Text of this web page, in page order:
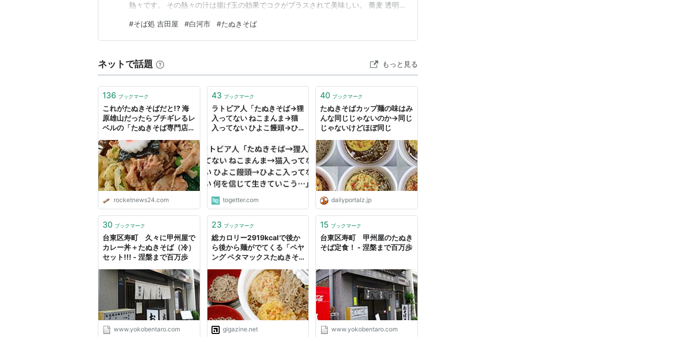
熱々です。 その熱々の汁は揚げ玉の効果でコクがプラスされて美味しい。 蕎麦 透明感
す。 ミニサイズだが蕎麦の量は多めだと思う。 蕎麦を全て食べ終えてからミニ海鮮丼
をいただく。 この日は「かつおまぜ丼」です。 …
#そば処 吉田屋 #白河市 #たぬきそば
ネットで話題 もっと見る
136 ブックマーク
これがたぬきそばだと!? 海
原雄山だったらブチギレるレ
ベルの「たぬきそば専門店」
飲み物。
rocketnews24.com
43 ブックマーク
ラトビア人「たぬきそば→狸
入ってない ねこまんま→猫
入ってない ひよこ饅頭→ひ
生きていこう…」
togetter.com
40 ブックマーク
たぬきそばカップ麺の味はみ
んな同じじゃないのか→同じ
じゃないけどほぼ同じ
dailyportalz.jp
30 ブックマーク
台東区寿町 久々に甲州屋で
カレー丼＋たぬきそば（冷）
セット!!! - 涅槃まで百万歩
www.yokobentaro.com
23 ブックマーク
総カロリー2919kcalで後か
ら後から麺がでてくる「ペヤ
ング ペタマックスたぬきそ
gigazine.net
15 ブックマーク
台東区寿町 甲州屋のたぬき
そば定食！ - 涅槃まで百万歩
www.yokobentaro.com